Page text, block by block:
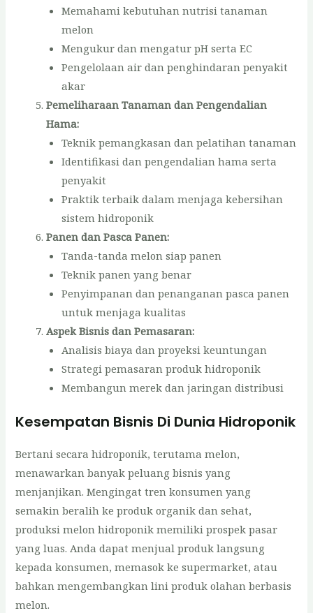
Memahami kebutuhan nutrisi tanaman
melon
Mengukur dan mengatur pH serta EC
Pengelolaan air dan penghindaran penyakit
akar
Pemeliharaan Tanaman dan Pengendalian
Hama:
Teknik pemangkasan dan pelatihan tanaman
Identifikasi dan pengendalian hama serta
penyakit
Praktik terbaik dalam menjaga kebersihan
sistem hidroponik
Panen dan Pasca Panen:
Tanda-tanda melon siap panen
Teknik panen yang benar
Penyimpanan dan penanganan pasca panen
untuk menjaga kualitas
Aspek Bisnis dan Pemasaran:
Analisis biaya dan proyeksi keuntungan
Strategi pemasaran produk hidroponik
Membangun merek dan jaringan distribusi
Kesempatan Bisnis Di Dunia Hidroponik
Bertani secara hidroponik, terutama melon,
menawarkan banyak peluang bisnis yang
menjanjikan. Mengingat tren konsumen yang
semakin beralih ke produk organik dan sehat,
produksi melon hidroponik memiliki prospek pasar
yang luas. Anda dapat menjual produk langsung
kepada konsumen, memasok ke supermarket, atau
bahkan mengembangkan lini produk olahan berbasis
melon.